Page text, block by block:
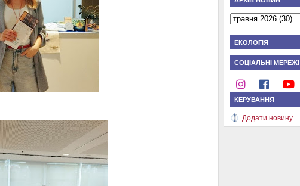
ЕКОЛОГІЯ
СОЦІАЛЬНІ МЕРЕЖІ
КЕРУВАННЯ
Додати новину